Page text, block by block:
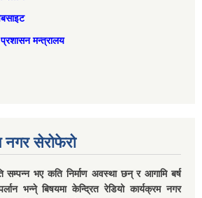
प्रशासन मन्त्रालय
नगर सेरोफेरो
सम्पन्न भए कति निर्माण अवस्था छन् र आगामि बर्ष
भन्ने् बिषयमा केन्द्रित रेडियो कार्यक्रम नगर